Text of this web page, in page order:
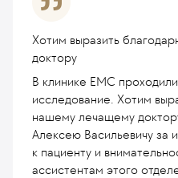
Хотим выразить
доктору
В клинике ЕМС
исследование. Хотим
нашему лечащему
Алексею Васильевичу за
к пациенту и
ассистентам этого